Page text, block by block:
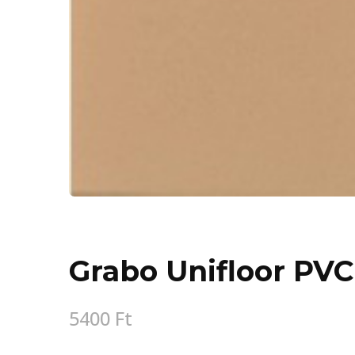
Grabo Unifloor
5400 Ft